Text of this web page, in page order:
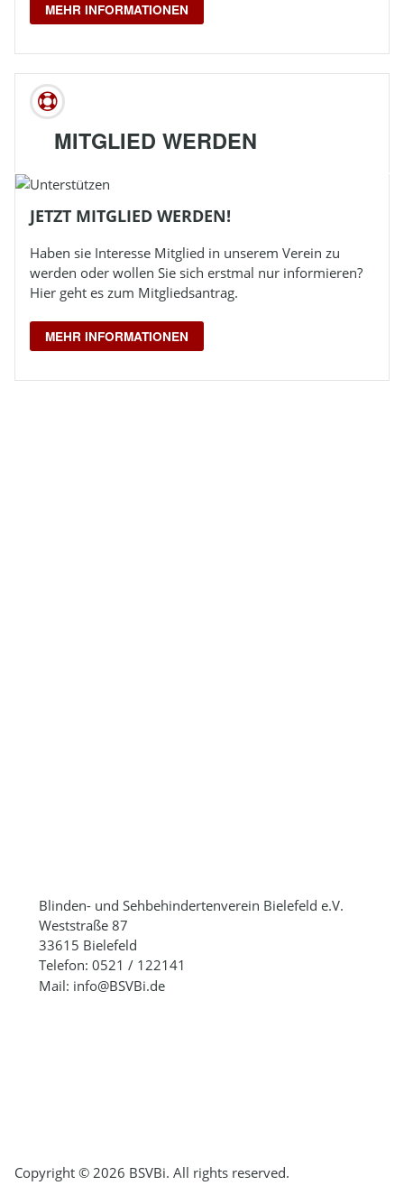
MEHR INFORMATIONEN
MITGLIED WERDEN
JETZT MITGLIED WERDEN!
Haben sie Interesse Mitglied in unserem Verein zu
werden oder wollen Sie sich erstmal nur informieren?
Hier geht es zum Mitgliedsantrag.
MEHR INFORMATIONEN
Blinden- und Sehbehindertenverein Bielefeld e.V.
Weststraße 87
33615 Bielefeld
Telefon: 0521 / 122141
Mail: info@BSVBi.de
Copyright © 2026 BSVBi. All rights reserved.